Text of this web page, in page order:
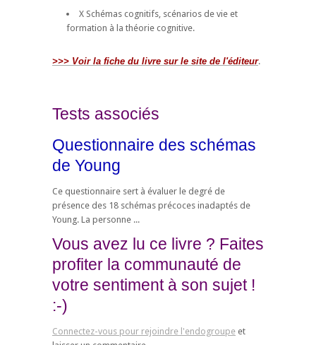
X Schémas cognitifs, scénarios de vie et
formation à la théorie cognitive.
>>> Voir la fiche du livre sur le site de l'éditeur.
Tests associés
Questionnaire des schémas
de Young
Ce questionnaire sert à évaluer le degré de
présence des 18 schémas précoces inadaptés de
Young. La personne ...
Vous avez lu ce livre ? Faites
profiter la communauté de
votre sentiment à son sujet !
:-)
Connectez-vous pour rejoindre l'endogroupe et